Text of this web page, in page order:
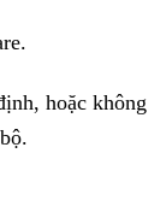
hoặc không